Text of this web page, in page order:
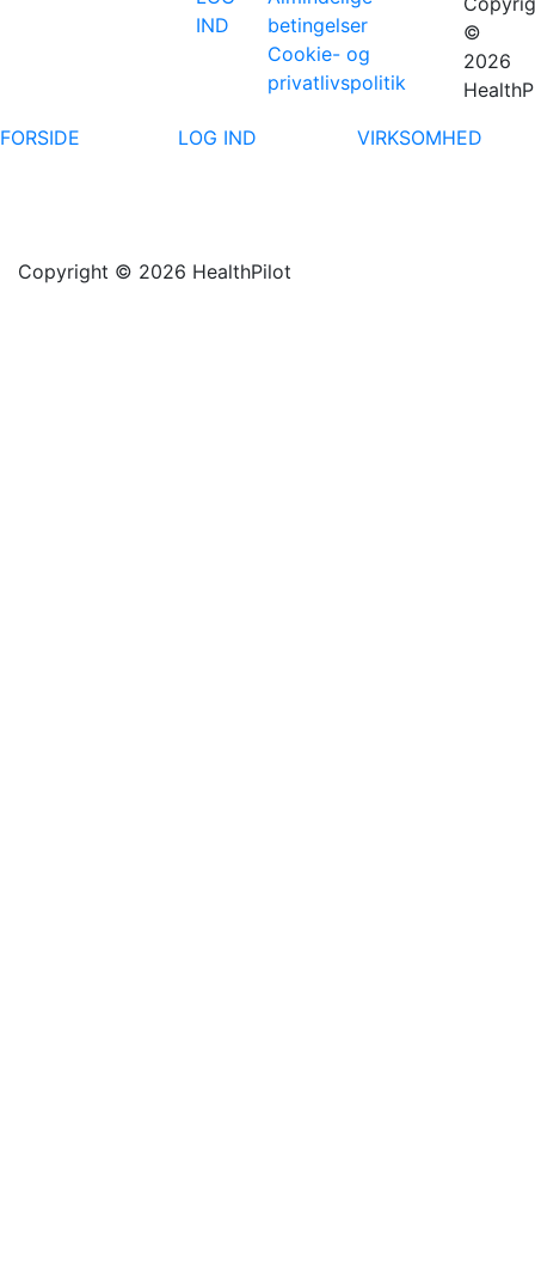
IND
betingelser
Cookie- og
privatlivspolitik
©
2026
FORSIDE
LOG IND VIRKSOMHED
Copyright © 2026 HealthPilot